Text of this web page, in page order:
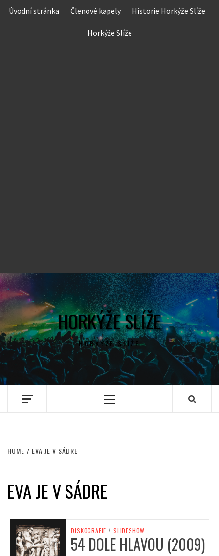
Skip
Úvodní stránka Členové kapely Historie Horkýže Slíže
Horkýže Slíže
HORKÝŽE SLÍŽE
HORKÝŽE SLÍŽE
Primary
HOME EVA JE V SÁDRE
EVA JE V SÁDRE
DISKOGRAFIE / SLIDESHOW
54 DOLE HLAVOU (2009)